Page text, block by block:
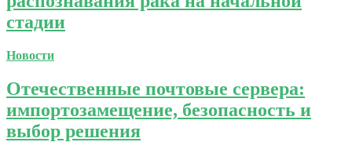
стадии
Новости
Отечественные почтовые сервера:
импортозамещение, безопасность и
выбор решения